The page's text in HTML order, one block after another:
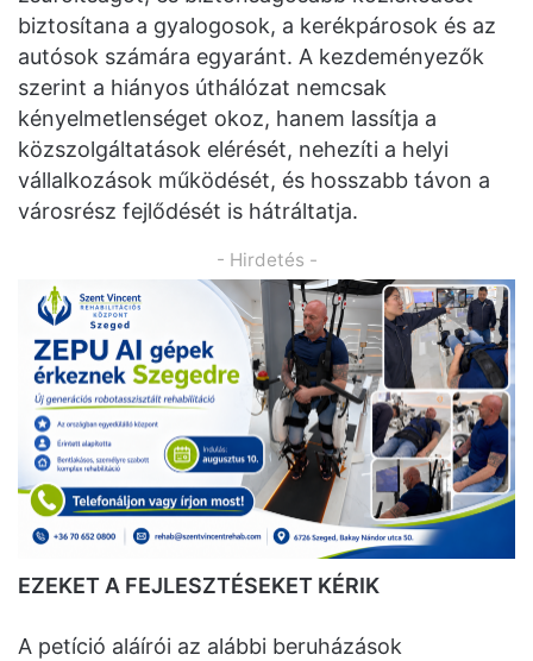
biztosítana a gyalogosok, a kerékpárosok és az
autósok számára egyaránt. A kezdeményezők
szerint a hiányos úthálózat nemcsak
kényelmetlenséget okoz, hanem lassítja a
közszolgáltatások elérését, nehezíti a helyi
vállalkozások működését, és hosszabb távon a
városrész fejlődését is hátráltatja.
- Hirdetés -
EZEKET A FEJLESZTÉSEKET KÉRIK
A petíció aláírói az alábbi beruházások